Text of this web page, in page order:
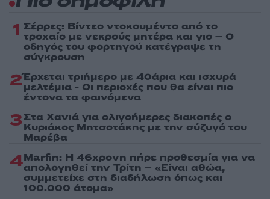
1 Σέρρες: Βίντεο ντοκουμέντο από το
τροχαίο με νεκρούς μητέρα και γιο – Ο
οδηγός του φορτηγού κατέγραψε τη
σύγκρουση
2Έρχεται τριήμερο με 40άρια και ισχυρά
μελτέμια - Οι περιοχές που θα είναι πιο
έντονα τα φαινόμενα
3Στα Χανιά για ολιγοήμερες διακοπές ο
Κυριάκος Μητσοτάκης με την σύζυγό του
Μαρέβα
4Marfin: Η 46χρονη πήρε προθεσμία για να
απολογηθεί την Τρίτη – «Είναι αθώα,
συμμετείχε στη διαδήλωση όπως και
100.000 άτομα»